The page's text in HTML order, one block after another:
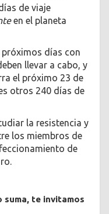
de viaje
en el planeta
días con
llevar a cabo, y
el próximo 23 de
otros 240 días de
la resistencia y
los miembros de
de
suma, te invitamos